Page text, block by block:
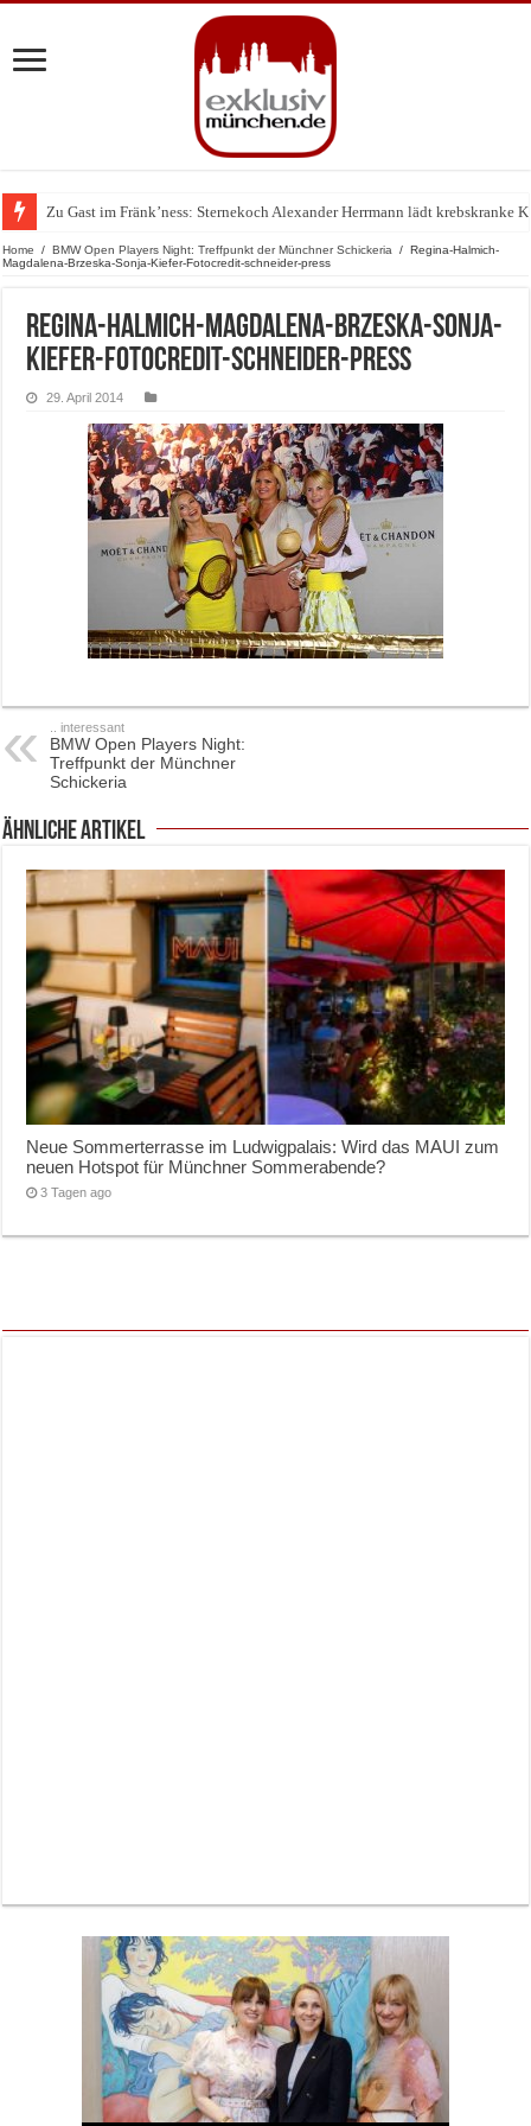
Zu Gast im Fränk’ness: Sternekoch Alexander Herrmann lädt krebskranke
Warum München gerade zum Treffpunkt der Lingerie-Branche wurde
Home / BMW Open Players Night: Treffpunkt der Münchner Schickeria / Regina-Halmich-
Magdalena-Brzeska-Sonja-Kiefer-Fotocredit-schneider-press
Regina-Halmich-Magdalena-Brzeska-Sonja-
Kiefer-Fotocredit-schneider-press
29. April 2014
.. interessant
BMW Open Players Night:
Treffpunkt der Münchner
Schickeria
ähnliche Artikel
Neue Sommerterrasse im Ludwigpalais: Wird das MAUI zum
neuen Hotspot für Münchner Sommerabende?
3 Tagen ago
Neue Sommerterrasse im Ludwigpalais: Wird das